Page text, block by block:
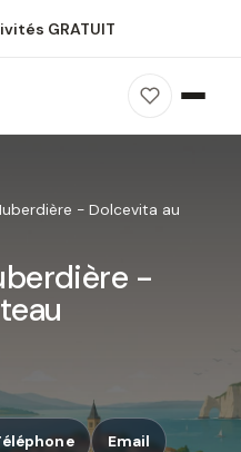
GRATUIT
: découvrez ce
- Dolcevita au
-
Email